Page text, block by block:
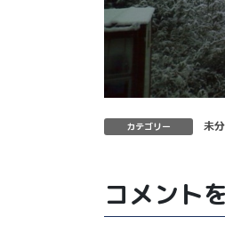
カテゴリー 未
コメント